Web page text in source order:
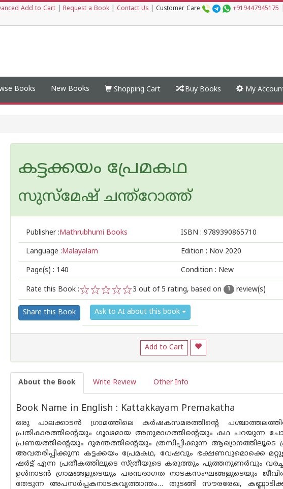
Add to Cart Request a Book Contact Us Customer Care +919447945175
Books New Books Shopping Cart Buy Books My
കട്ടക്കയം പ്രേമകഥ
സുസ്മേഷ്‌ ചന്ത്റോത്ത്
Publisher :Mathrubhumi Books ISBN : 9789390865710
Language :Malayalam Edition : Nov 2020
Page(s) : 140 Condition : New
Rate this Book :
5
4
3
2
1
3 out of 5 rating, based on 1 review(s)
Share this Book Ask to AI about this book
Add to Cart
About the Book Write Review Other Info
Book Name in English : Kattakkayam Premakatha
ഒരു പാലക്കാടൻ ഗ്രാമത്തിലെ കർഷകസമരത്തിന്റെ
പ്രതികാരത്തിന്റെയും ഗൂഢമായ അനുരാഗത്തിന്റെയും കഥ പറയുന്ന
പ്രണയത്തിന്റെയും ദുരന്തത്തിന്റെയും ത്രസിപ്പിക്കുന്ന
അവതരിപ്പിക്കുന്ന കട്ടക്കയം പ്രേമകഥ, വേഷവും ഭക്ഷണവുമൊക്കെ
ഷർട്ട് എന്ന പ്രതീകത്തിലൂടെ സ്ത്രീയുടെ കരുത്തും പുത്തനുണർവും
ഉൾനാടൻ ഗ്രാമങ്ങളുടെയും പരമ്പരാഗത നാടകസംഘങ്ങളുടെയും
തേടുന്ന അപസർപ്പകനാടകവൃത്താന്തം… തുടങ്ങി സൗരരേഖ,